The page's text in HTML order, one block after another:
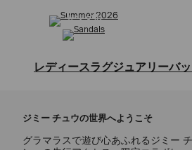
サンダル
レディースラグジュアリーバ
ルバッグ、ミニバッグ、クラッチバッグな
バッグコレクションをご覧ください。クラ
練されたモダンなスタイルまで、ジミー
ジミー チュウの世界へようこそ
グラマラスで遊び心あふれるジミー